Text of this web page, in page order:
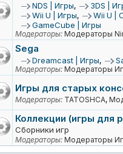
NDS | Игры,
3DS |
Wii U | Игры,
Wii U |
GameCube | Игры
Модераторы: Модераторы
Sega
Dreamcast | Игры,
Модераторы: Модераторы
Игры для старых
Модераторы: TATOSHCA,
Коллекции (игры для
Сборники игр
Модераторы: Модераторы